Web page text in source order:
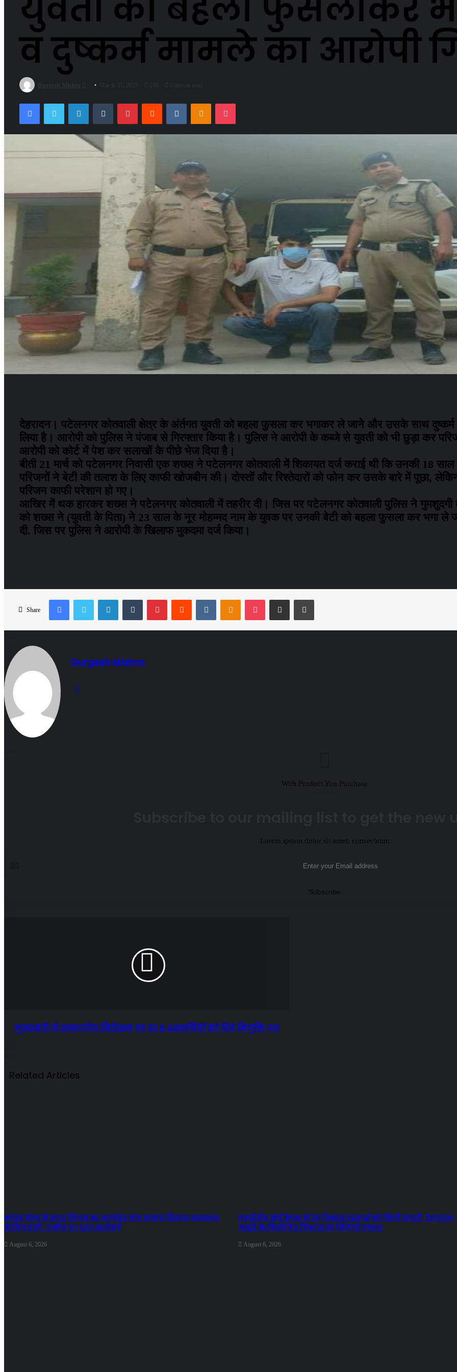
व दुष्कर्म मामले का आरोपी
Send
FacebookTwitter LinkedInTumblrPinterestReddit VKontakteOdnoklassniki
Pocket
देहरादन। पटेलनगर कोतवाली क्षेत्र के अंर्तगत युवती को बहला फुसला कर भगाकर ले जाने और उसके साथ दुष्कर्म
लिया है। आरोपी को पुलिस ने पंजाब से गिरफ्तार किया है। पुलिस ने आरोपी के कब्जे से युवती को भी छुड़ा कर
आरोपी को कोर्ट में पेश कर सलाखों के पीछे भेज दिया है।
बीती 21 मार्च को पटेलनगर निवासी एक शख्स ने पटेलनगर कोतवाली में शिकायत दर्ज कराई थी कि उनकी 18
परिजनों ने बेटी की तलाश के लिए काफी खोजबीन की। दोस्तों और रिश्तेदारों को फोन कर उसके बारे में पूछा,
परिजन काफी परेशान हो गए।
आखिर में थक हारकर शख्स ने पटेलनगर कोतवाली में तहरीर दी। जिस पर पटेलनगर कोतवाली पुलिस ने गुमशुदगी
को शख्स ने (युवती के पिता) ने 23 साल के नूर मोहम्मद नाम के युवक पर उनकी बेटी को बहला फुसला कर भगा ले
दी. जिस पर पुलिस ने आरोपी के खिलाफ मुकदमा दर्ज किया।
Share
FacebookTwitter LinkedInTumblrPinterestReddit VKontakteOdnoklassniki
Pocket Share via Email Print
Durgesh Mishra
Website
With Product You Purchase
Lorem ipsum dolor sit amet, consectetur.
मुख्यमंत्री ने सम्भागीय निरीक्षक पद पर 8 अभ्यार्थियों को दिये नियुक्ति पत्र
Related Articles
कांवड़ मेला में नगर निगम का अपग्रेडेड ड्रोन कमांड सिस्टम आसमान
से निगरानी, जमीन पर तुरंत कार्रवाई
August 6, 2026
एमडीडीए बोर्ड बैठक में 25 विकास प्रस्तावों को मिली मंजूरी, देहरादून-
मसूरी के नियोजित विकास को मिलेगी रफ्तार
August 6, 2026